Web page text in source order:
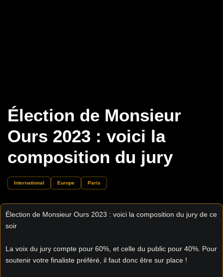
Élection de Monsieur
Ours 2023 : voici la
composition du jury
International Europe Paris
Élection de Monsieur Ours 2023 : voici la composition du jury de ce
soir
La voix du jury compte pour 60%, et celle du public pour 40%. Pour
soutenir votre finaliste préféré, il faut donc être sur place !